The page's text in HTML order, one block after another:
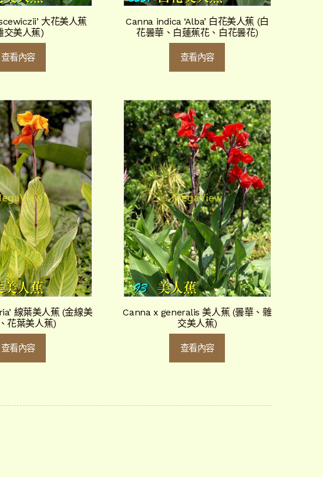
大花美人蕉
交美人蕉)
查看內容
Canna indica ‘Alba’ 白花美人蕉 (白
花曇華、白蓮蕉花、白花曇花)
查看內容
線葉美人蕉 (金線美
花葉美人蕉)
查看內容
Canna x generalis 美人蕉 (曇華、雜
交美人蕉)
查看內容